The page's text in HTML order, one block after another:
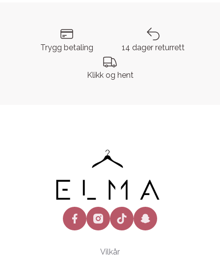
Trygg betaling 14 dager returrett
Klikk og hent
facebookinstagramtiktok snapchat
Vilkår